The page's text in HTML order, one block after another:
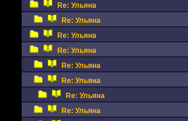
Re: Ульяна
Re: Ульяна
Re: Ульяна
Re: Ульяна
Re: Ульяна
Re: Ульяна
Re: Ульяна
Re: Ульяна